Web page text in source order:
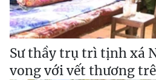
Sư thầy trụ trì tịnh xá
vong với vết thương